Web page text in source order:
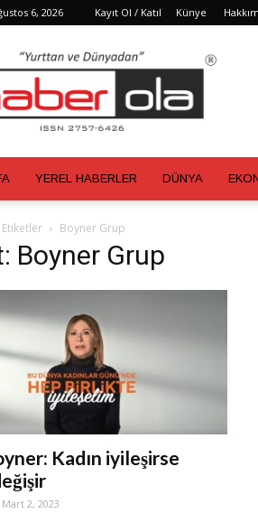
6, 2026 Kayıt Ol / Katıl Künye
YEREL HABERLER DÜNYA
Etiketler Boyner Grup
Boyner Grup
Kadın iyileşirse
Mart 2, 2023